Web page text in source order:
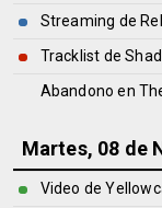
Streaming de
Tracklist de
Abandono en
Martes, 08 de
Video de